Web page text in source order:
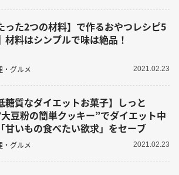
った2つの材料】で作るおやつレシピ5
材料はシンプルで味は絶品！
・グルメ 2021.02.23
糖質なダイエットお菓子】しっと
大豆粉の簡単クッキー”でダイエット中
甘いもの食べたい欲求」をセーブ
・グルメ 2021.02.23